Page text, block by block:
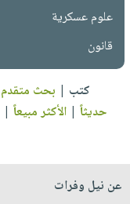
علوم عسكرية
قانون
كتب | بحث متقدم
حديثاً |الأكثر مبيعاً |
عن نيل وفرات